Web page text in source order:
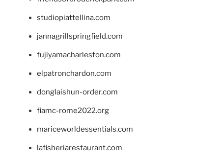
studiopiattellina.com
jannagrillspringfield.com
fujiyamacharleston.com
elpatronchardon.com
donglaishun-order.com
fiamc-rome2022.org
mariceworldessentials.com
lafisheriarestaurant.com